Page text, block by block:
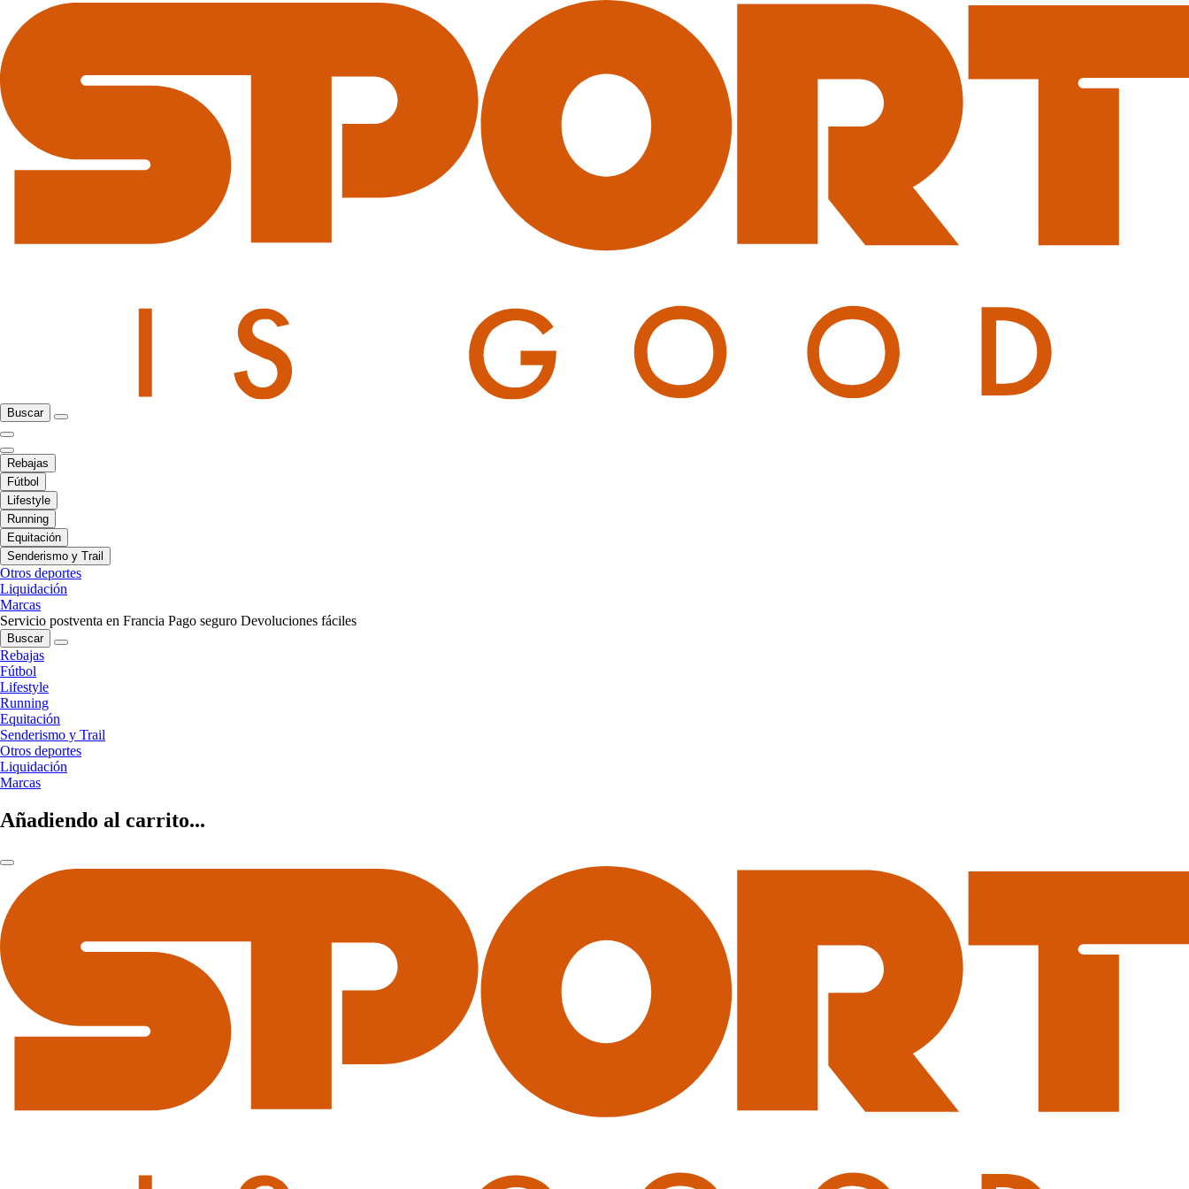
Buscar
Rebajas
Fútbol
Lifestyle
Running
Equitación
Senderismo y Trail
Otros deportes
Liquidación
Marcas
Servicio postventa en Francia Pago seguro Devoluciones fáciles
Buscar
Rebajas
Fútbol
Lifestyle
Running
Equitación
Senderismo y Trail
Otros deportes
Liquidación
Marcas
Añadiendo al carrito...